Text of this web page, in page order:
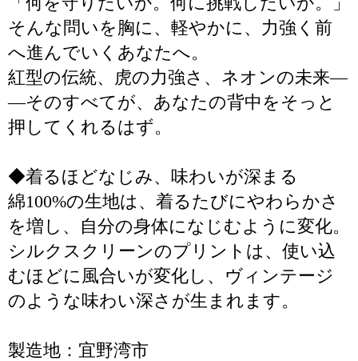
そんな問いを胸に、軽やかに、力強く前
へ進んでいくあなたへ。
紅型の伝統、虎の力強さ、ネオンの未来―
―そのすべてが、あなたの背中をそっと
押してくれるはず。
◆着るほどなじみ、味わいが深まる
綿100%の生地は、着るたびにやわらかさ
を増し、自分の身体になじむように変化。
シルクスクリーンのプリントは、使い込
むほどに風合いが変化し、ヴィンテージ
のような味わい深さが生まれます。
製造地：宜野湾市